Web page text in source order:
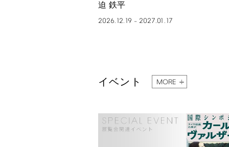
迫 鉄平
2026.12.19 – 2027.01.17
イベント MORE